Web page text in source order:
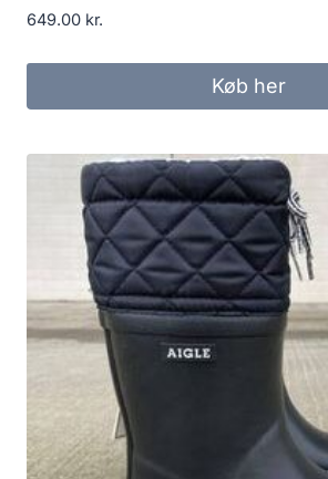
649.00 kr.
Køb her